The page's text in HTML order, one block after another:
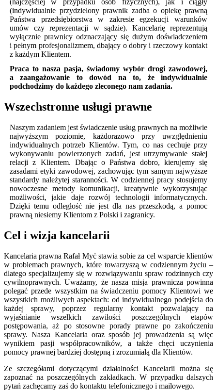
(najczęściej w przypadku osób fizycznych), jak i ciągły
(indywidualnie przydzielony prawnik zadba o opiekę prawną
Państwa przedsiębiorstwa w zakresie egzekucji warunków
umów czy reprezentacji w sądzie). Kancelarię reprezentują
wyłącznie prawnicy odznaczający się dużym doświadczeniem
i pełnym profesjonalizmem, dbający o dobry i rzeczowy kontakt
z każdym Klientem.
Praca to nasza pasja, świadomy wybór drogi zawodowej,
a zaangażowanie to dowód na to, że indywidualnie
podchodzimy do każdego zleconego nam zadania.
Wszechstronne usługi prawne
Naszym zadaniem jest świadczenie usług prawnych na możliwie
najwyższym poziomie, każdorazowo przy uwzględnieniu
indywidualnych potrzeb Klientów. Tym, co nas cechuje przy
wykonywaniu powierzonych zadań, jest utrzymywanie stałej
relacji z Klientem. Dbając o Państwa dobro, kierujemy się
zasadami etyki zawodowej, zachowując tym samym najwyższe
standardy należytej staranności. W codziennej pracy stosujemy
nowoczesne metody komunikacji, kreatywnie wykorzystując
możliwości, jakie daje rozwój technologii informatycznych.
Dzięki temu odległość nie jest dla nas przeszkodą, a pomoc
prawną niesiemy Klientom z Polski i zagranicy.
Cel i wizja kancelarii
Kancelaria prawna Rafał Myć stawia sobie za cel wsparcie klientów
w problemach prawnych, które towarzyszą w codziennym życiu –
dlatego specjalizujemy się w rozwiązywaniu spraw rodzinnych czy
cywilnoprawnych. Uważamy, że nasza misja prawnicza powinna
polegać przede wszystkim na świadczeniu pomocy Klientowi we
wszystkich możliwych aspektach: od indywidualnego podejścia do
każdej sprawy, poprzez regularny kontakt pozwalający na
wyjaśnianie wszelkich zawiłości poszczególnych etapów
postępowania, aż po stosowne porady prawne po zakończeniu
sprawy. Nasza Kancelaria oraz sposób jej prowadzenia są więc
wynikiem pasji współpracowników, a także chęci uczynienia
pomocy prawnej bardziej dostępną i zrozumiałą dla Klientów.
Ze szczegółami dotyczącymi działalności Kancelarii można się
zapoznać na poszczególnych zakładkach. W przypadku dalszych
pytań zachęcamy zaś do kontaktu telefonicznego i mailowego.